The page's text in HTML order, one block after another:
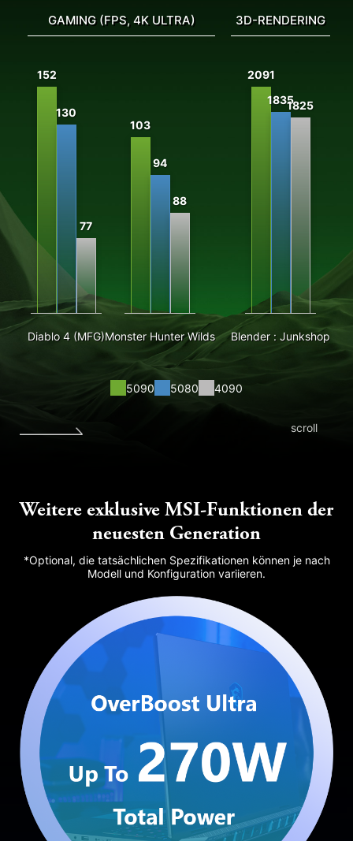
GAMING (FPS, 4K ULTRA)
152
130
77
Diablo 4 (MFG)
103
94
88
Monster Hunter Wilds
3D-RENDERING
2091
18351825
Blender : Junkshop
5090 5080 4090
scroll
Weitere exklusive MSI-Funktionen der
neuesten Generation
*Optional, die tatsächlichen Spezifikationen können je nach
Modell und Konfiguration variieren.